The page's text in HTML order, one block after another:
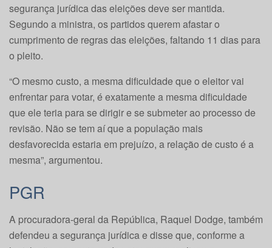
segurança jurídica das eleições deve ser mantida.
Segundo a ministra, os partidos querem afastar o
cumprimento de regras das eleições, faltando 11 dias para
o pleito.
“O mesmo custo, a mesma dificuldade que o eleitor vai
enfrentar para votar, é exatamente a mesma dificuldade
que ele teria para se dirigir e se submeter ao processo de
revisão. Não se tem aí que a população mais
desfavorecida estaria em prejuízo, a relação de custo é a
mesma”, argumentou.
PGR
A procuradora-geral da República, Raquel Dodge, também
defendeu a segurança jurídica e disse que, conforme a